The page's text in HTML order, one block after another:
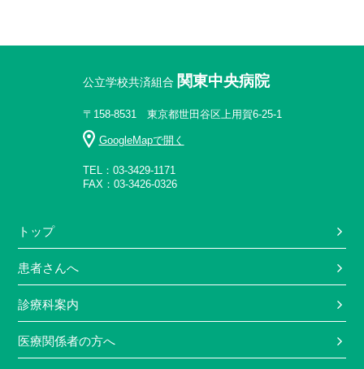
公立学校共済組合 関東中央病院
〒158-8531 東京都世田谷区上用賀6-25-1
GoogleMapで開く
TEL：03-3429-1171
FAX：03-3426-0326
トップ
患者さんへ
診療科案内
医療関係者の方へ